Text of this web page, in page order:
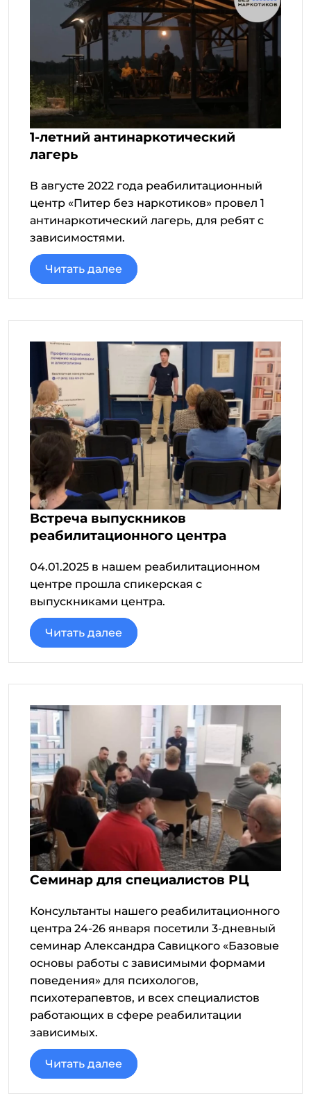
1-летний антинаркотический
лагерь
В августе 2022 года реабилитационный
центр «Питер без наркотиков» провел 1
антинаркотический лагерь, для ребят с
зависимостями.
Читать далее
Встреча выпускников
реабилитационного центра
04.01.2025 в нашем реабилитационном
центре прошла спикерская с
выпускниками центра.
Читать далее
Семинар для специалистов РЦ
Консультанты нашего реабилитационного
центра 24-26 января посетили 3-дневный
семинар Александра Савицкого «Базовые
основы работы с зависимыми формами
поведения» для психологов,
психотерапевтов, и всех специалистов
работающих в сфере реабилитации
зависимых.
Читать далее